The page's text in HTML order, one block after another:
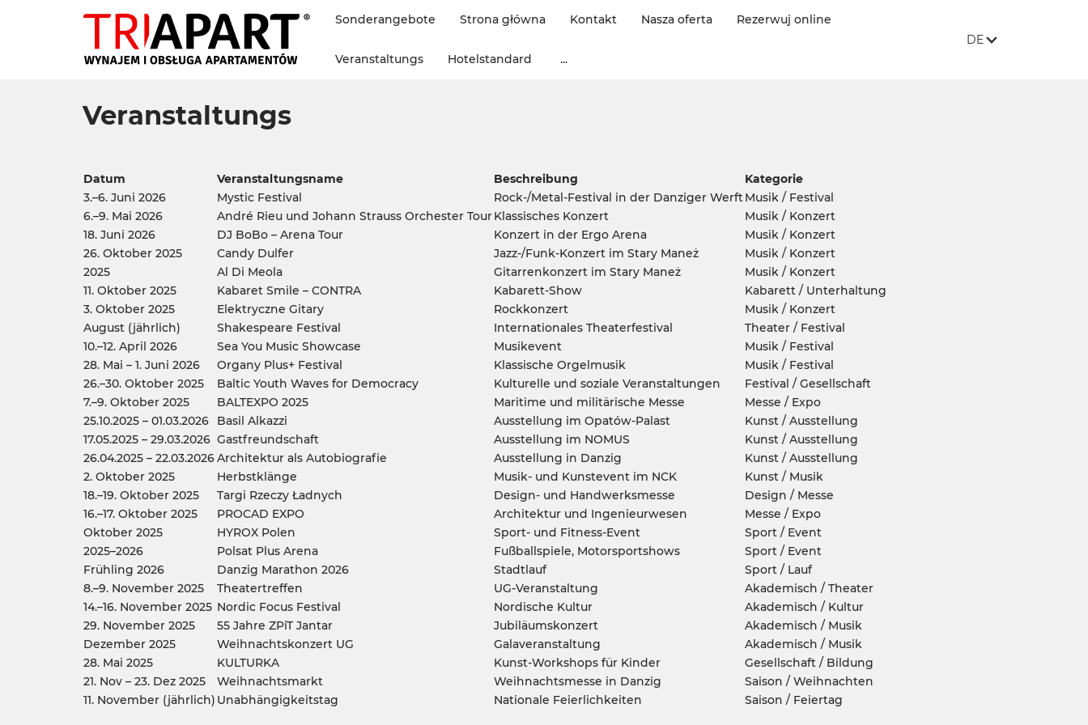
Sonderangebote Strona główna Kontakt Nasza oferta Rezerwuj online
Veranstaltungs Hotelstandard ...
SPRACHE DER
DE
, VERFÜGBARE
Veranstaltungs
Datum Veranstaltungsname Beschreibung
Kategorie
3.–6. Juni 2026
Mystic Festival Rock-/Metal-Festival in der Danziger WerftMusik / Festival
6.–9. Mai 2026
André Rieu und Johann Strauss Orchester TourKlassisches Konzert
Musik / Konzert
18. Juni 2026
DJ BoBo – Arena Tour Konzert in der Ergo Arena
Musik / Konzert
26. Oktober 2025
Candy Dulfer Jazz-/Funk-Konzert im Stary Maneż
Musik / Konzert
2025
Al Di Meola Gitarrenkonzert im Stary Maneż
Musik / Konzert
11. Oktober 2025
Kabaret Smile – CONTRA Kabarett-Show
Kabarett / Unterhaltung
3. Oktober 2025
Elektryczne Gitary Rockkonzert
Musik / Konzert
August (jährlich)
Shakespeare Festival Internationales Theaterfestival
Theater / Festival
10.–12. April 2026
Sea You Music Showcase Musikevent
Musik / Festival
28. Mai – 1. Juni 2026
Organy Plus+ Festival Klassische Orgelmusik
Musik / Festival
26.–30. Oktober 2025
Baltic Youth Waves for Democracy Kulturelle und soziale Veranstaltungen
Festival / Gesellschaft
7.–9. Oktober 2025
BALTEXPO 2025 Maritime und militärische Messe
Messe / Expo
25.10.2025 – 01.03.2026
Basil Alkazzi Ausstellung im Opatów-Palast
Kunst / Ausstellung
17.05.2025 – 29.03.2026 Gastfreundschaft Ausstellung im NOMUS
Kunst / Ausstellung
26.04.2025 – 22.03.2026Architektur als Autobiografie Ausstellung in Danzig
Kunst / Ausstellung
2. Oktober 2025
Herbstklänge Musik- und Kunstevent im NCK
Kunst / Musik
18.–19. Oktober 2025
Targi Rzeczy Ładnych Design- und Handwerksmesse
Design / Messe
16.–17. Oktober 2025
PROCAD EXPO Architektur und Ingenieurwesen
Messe / Expo
Oktober 2025
HYROX Polen Sport- und Fitness-Event
Sport / Event
2025–2026
Polsat Plus Arena Fußballspiele, Motorsportshows
Sport / Event
Frühling 2026
Danzig Marathon 2026 Stadtlauf
Sport / Lauf
8.–9. November 2025
Theatertreffen UG-Veranstaltung
Akademisch / Theater
14.–16. November 2025 Nordic Focus Festival Nordische Kultur
Akademisch / Kultur
29. November 2025
55 Jahre ZPiT Jantar Jubiläumskonzert
Akademisch / Musik
Dezember 2025
Weihnachtskonzert UG Galaveranstaltung
Akademisch / Musik
28. Mai 2025
KULTURKA Kunst-Workshops für Kinder
Gesellschaft / Bildung
21. Nov – 23. Dez 2025
Weihnachtsmarkt Weihnachtsmesse in Danzig
Saison / Weihnachten
11. November (jährlich) Unabhängigkeitstag Nationale Feierlichkeiten Saison / Feiertag